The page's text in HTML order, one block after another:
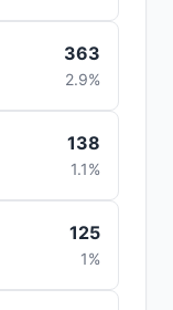
363
2.9%
138
1.1%
125
1%